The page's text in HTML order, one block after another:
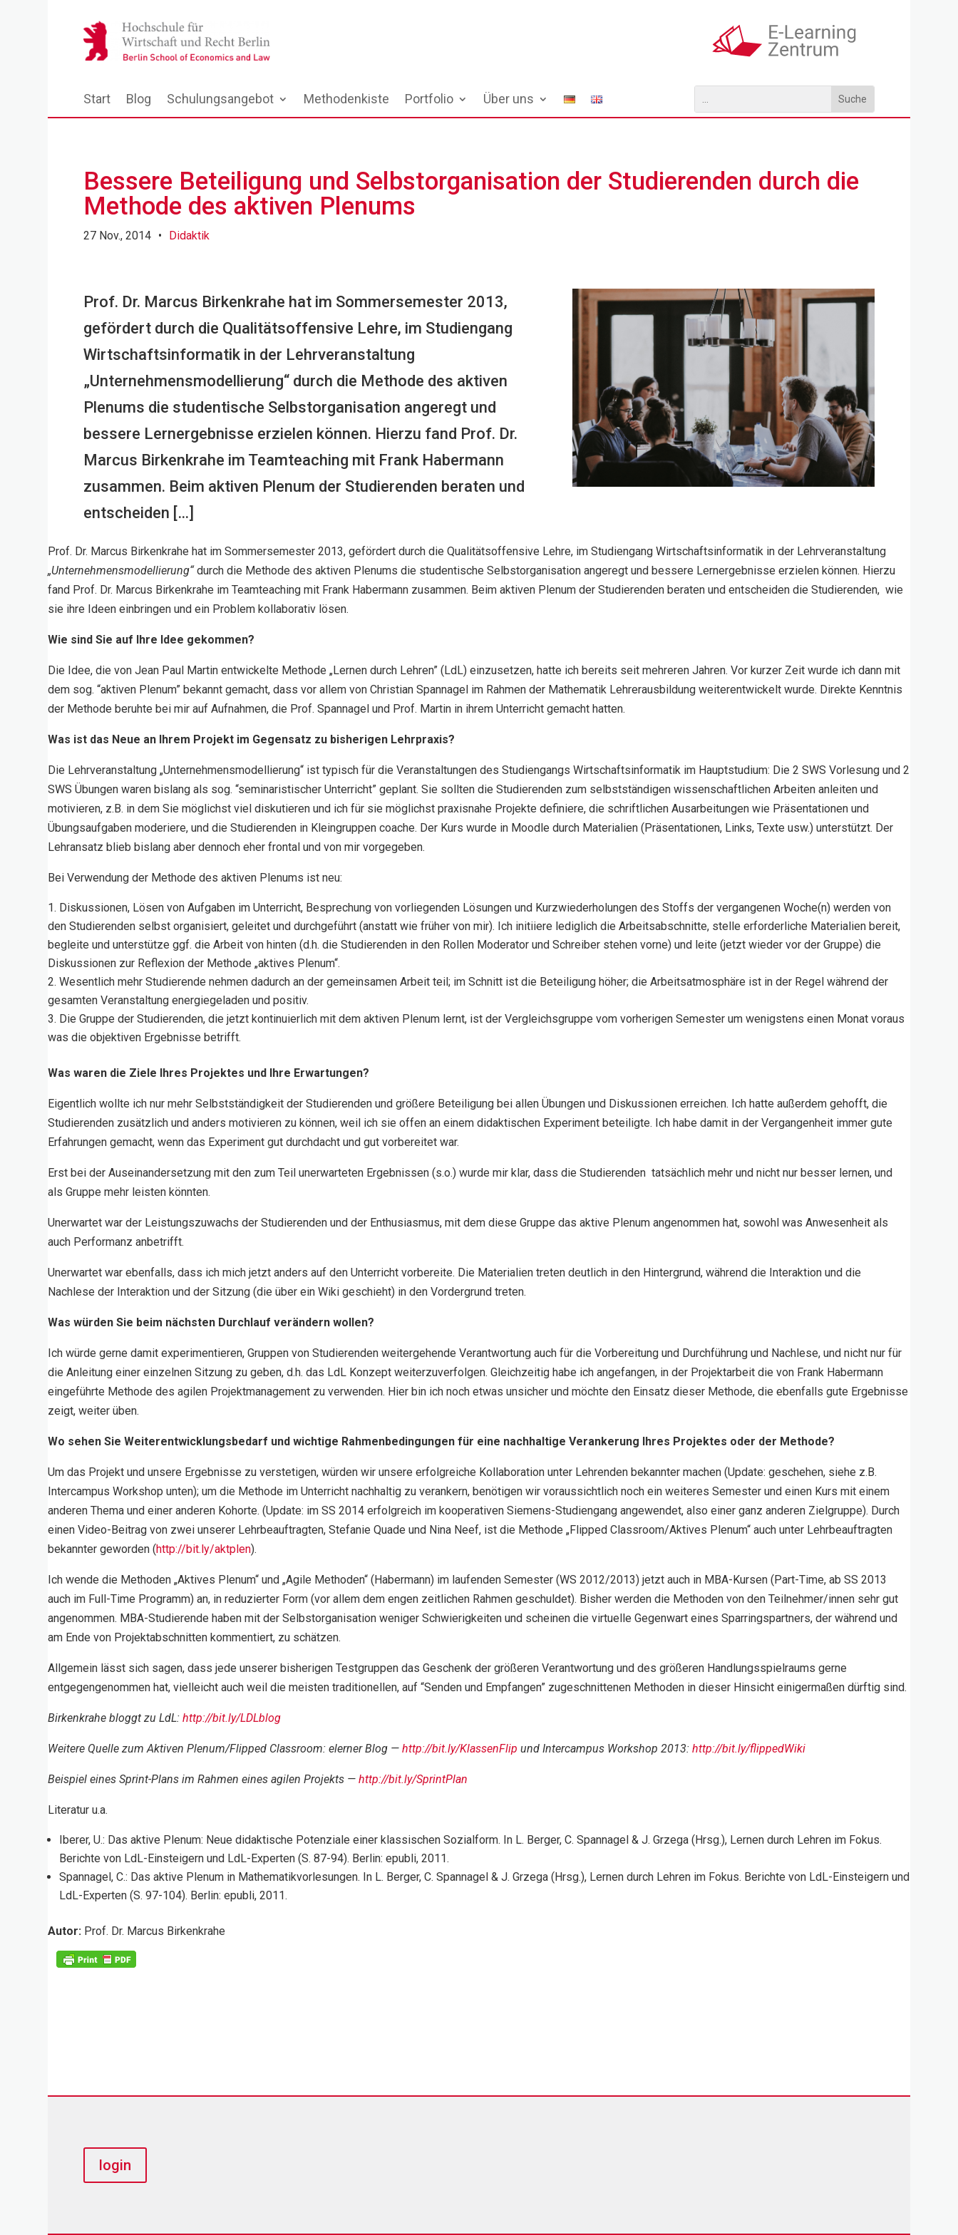
Start Blog Schulungsangebot Methodenkiste Portfolio Über uns
Bessere Beteiligung und Selbstorganisation der Studierenden durch die
Methode des aktiven Plenums
27 Nov., 2014 • Didaktik
Prof. Dr. Marcus Birkenkrahe hat im Sommersemester 2013,
gefördert durch die Qualitätsoffensive Lehre, im Studiengang
Wirtschaftsinformatik in der Lehrveranstaltung
„Unternehmensmodellierung“ durch die Methode des aktiven
Plenums die studentische Selbstorganisation angeregt und
bessere Lernergebnisse erzielen können. Hierzu fand Prof. Dr.
Marcus Birkenkrahe im Teamteaching mit Frank Habermann
zusammen. Beim aktiven Plenum der Studierenden beraten und
entscheiden […]
Prof. Dr. Marcus Birkenkrahe hat im Sommersemester 2013, gefördert durch die Qualitätsoffensive Lehre, im Studiengang Wirtschaftsinformatik in der Lehrveranstaltung
„Unternehmensmodellierung“durch die Methode des aktiven Plenums die studentische Selbstorganisation angeregt und bessere Lernergebnisse erzielen können. Hierzu
fand Prof. Dr. Marcus Birkenkrahe im Teamteaching mit Frank Habermann zusammen. Beim aktiven Plenum der Studierenden beraten und entscheiden die Studierenden, wie
sie ihre Ideen einbringen und ein Problem kollaborativ lösen.
Wie sind Sie auf Ihre Idee gekommen?
Die Idee, die von Jean Paul Martin entwickelte Methode „Lernen durch Lehren” (LdL) einzusetzen, hatte ich bereits seit mehreren Jahren. Vor kurzer Zeit wurde ich dann mit
dem sog. “aktiven Plenum” bekannt gemacht, dass vor allem von Christian Spannagel im Rahmen der Mathematik Lehrerausbildung weiterentwickelt wurde. Direkte Kenntnis
der Methode beruhte bei mir auf Aufnahmen, die Prof. Spannagel und Prof. Martin in ihrem Unterricht gemacht hatten.
Was ist das Neue an Ihrem Projekt im Gegensatz zu bisherigen Lehrpraxis?
Die Lehrveranstaltung „Unternehmensmodellierung“ ist typisch für die Veranstaltungen des Studiengangs Wirtschaftsinformatik im Hauptstudium: Die 2 SWS Vorlesung und 2
SWS Übungen waren bislang als sog. “seminaristischer Unterricht” geplant. Sie sollten die Studierenden zum selbstständigen wissenschaftlichen Arbeiten anleiten und
motivieren, z.B. in dem Sie möglichst viel diskutieren und ich für sie möglichst praxisnahe Projekte definiere, die schriftlichen Ausarbeitungen wie Präsentationen und
Übungsaufgaben moderiere, und die Studierenden in Kleingruppen coache. Der Kurs wurde in Moodle durch Materialien (Präsentationen, Links, Texte usw.) unterstützt. Der
Lehransatz blieb bislang aber dennoch eher frontal und von mir vorgegeben.
Bei Verwendung der Methode des aktiven Plenums ist neu:
Diskussionen, Lösen von Aufgaben im Unterricht, Besprechung von vorliegenden Lösungen und Kurzwiederholungen des Stoffs der vergangenen Woche(n) werden von
den Studierenden selbst organisiert, geleitet und durchgeführt (anstatt wie früher von mir). Ich initiiere lediglich die Arbeitsabschnitte, stelle erforderliche Materialien bereit,
begleite und unterstütze ggf. die Arbeit von hinten (d.h. die Studierenden in den Rollen Moderator und Schreiber stehen vorne) und leite (jetzt wieder vor der Gruppe) die
Diskussionen zur Reflexion der Methode „aktives Plenum“.
Wesentlich mehr Studierende nehmen dadurch an der gemeinsamen Arbeit teil; im Schnitt ist die Beteiligung höher; die Arbeitsatmosphäre ist in der Regel während der
gesamten Veranstaltung energiegeladen und positiv.
Die Gruppe der Studierenden, die jetzt kontinuierlich mit dem aktiven Plenum lernt, ist der Vergleichsgruppe vom vorherigen Semester um wenigstens einen Monat voraus
was die objektiven Ergebnisse betrifft.
Was waren die Ziele Ihres Projektes und Ihre Erwartungen?
Eigentlich wollte ich nur mehr Selbstständigkeit der Studierenden und größere Beteiligung bei allen Übungen und Diskussionen erreichen. Ich hatte außerdem gehofft, die
Studierenden zusätzlich und anders motivieren zu können, weil ich sie offen an einem didaktischen Experiment beteiligte. Ich habe damit in der Vergangenheit immer gute
Erfahrungen gemacht, wenn das Experiment gut durchdacht und gut vorbereitet war.
Erst bei der Auseinandersetzung mit den zum Teil unerwarteten Ergebnissen (s.o.) wurde mir klar, dass die Studierenden tatsächlich mehr und nicht nur besser lernen, und
als Gruppe mehr leisten könnten.
Unerwartet war der Leistungszuwachs der Studierenden und der Enthusiasmus, mit dem diese Gruppe das aktive Plenum angenommen hat, sowohl was Anwesenheit als
auch Performanz anbetrifft.
Unerwartet war ebenfalls, dass ich mich jetzt anders auf den Unterricht vorbereite. Die Materialien treten deutlich in den Hintergrund, während die Interaktion und die
Nachlese der Interaktion und der Sitzung (die über ein Wiki geschieht) in den Vordergrund treten.
Was würden Sie beim nächsten Durchlauf verändern wollen?
Ich würde gerne damit experimentieren, Gruppen von Studierenden weitergehende Verantwortung auch für die Vorbereitung und Durchführung und Nachlese, und nicht nur für
die Anleitung einer einzelnen Sitzung zu geben, d.h. das LdL Konzept weiterzuverfolgen. Gleichzeitig habe ich angefangen, in der Projektarbeit die von Frank Habermann
eingeführte Methode des agilen Projektmanagement zu verwenden. Hier bin ich noch etwas unsicher und möchte den Einsatz dieser Methode, die ebenfalls gute Ergebnisse
zeigt, weiter üben.
Wo sehen Sie Weiterentwicklungsbedarf und wichtige Rahmenbedingungen für eine nachhaltige Verankerung Ihres Projektes oder der Methode?
Um das Projekt und unsere Ergebnisse zu verstetigen, würden wir unsere erfolgreiche Kollaboration unter Lehrenden bekannter machen (Update: geschehen, siehe z.B.
Intercampus Workshop unten); um die Methode im Unterricht nachhaltig zu verankern, benötigen wir voraussichtlich noch ein weiteres Semester und einen Kurs mit einem
anderen Thema und einer anderen Kohorte. (Update: im SS 2014 erfolgreich im kooperativen Siemens-Studiengang angewendet, also einer ganz anderen Zielgruppe). Durch
einen Video-Beitrag von zwei unserer Lehrbeauftragten, Stefanie Quade und Nina Neef, ist die Methode „Flipped Classroom/Aktives Plenum“ auch unter Lehrbeauftragten
bekannter geworden (http://bit.ly/aktplen).
Ich wende die Methoden „Aktives Plenum“ und „Agile Methoden“ (Habermann) im laufenden Semester (WS 2012/2013) jetzt auch in MBA-Kursen (Part-Time, ab SS 2013
auch im Full-Time Programm) an, in reduzierter Form (vor allem dem engen zeitlichen Rahmen geschuldet). Bisher werden die Methoden von den Teilnehmer/innen sehr gut
angenommen. MBA-Studierende haben mit der Selbstorganisation weniger Schwierigkeiten und scheinen die virtuelle Gegenwart eines Sparringspartners, der während und
am Ende von Projektabschnitten kommentiert, zu schätzen.
Allgemein lässt sich sagen, dass jede unserer bisherigen Testgruppen das Geschenk der größeren Verantwortung und des größeren Handlungsspielraums gerne
entgegengenommen hat, vielleicht auch weil die meisten traditionellen, auf “Senden und Empfangen” zugeschnittenen Methoden in dieser Hinsicht einigermaßen dürftig sind.
Birkenkrahe bloggt zu LdL:http://bit.ly/LDLblog
Weitere Quelle zum Aktiven Plenum/Flipped Classroom: elerner Blog —http://bit.ly/KlassenFlip und Intercampus Workshop 2013:http://bit.ly/flippedWiki
Beispiel eines Sprint-Plans im Rahmen eines agilen Projekts —http://bit.ly/SprintPlan
Literatur u.a.
Iberer, U.: Das aktive Plenum: Neue didaktische Potenziale einer klassischen Sozialform. In L. Berger, C. Spannagel & J. Grzega (Hrsg.), Lernen durch Lehren im Fokus.
Berichte von LdL-Einsteigern und LdL-Experten (S. 87-94). Berlin: epubli, 2011.
Spannagel, C.: Das aktive Plenum in Mathematikvorlesungen. In L. Berger, C. Spannagel & J. Grzega (Hrsg.), Lernen durch Lehren im Fokus. Berichte von LdL-Einsteigern und
LdL-Experten (S. 97-104). Berlin: epubli, 2011.
Autor: Prof. Dr. Marcus Birkenkrahe
login